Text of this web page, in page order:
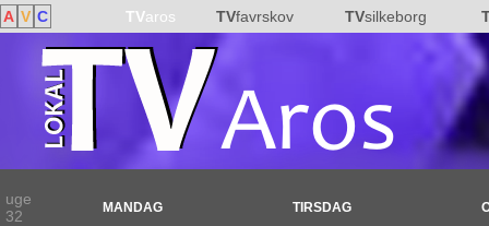
A V C TVaros TVfavrskov TVsilkeborg
uge
32
MANDAG TIRSDAG